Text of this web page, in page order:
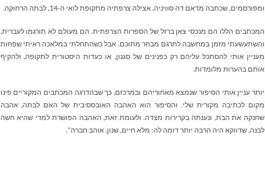
ומפורסמים, שכתבה מדאם דה סוויניה, אצילה צרפתיה מתקופת לואי ה-14, לבתה הרחוקה.
המכתבים הללו הם מנכסי צאן ברזל של הספרות הצרפתית. הם מעולם לא תורגמו לעברית,
והשתעשעתי מזמן במחשבה לתרגם מבחר מתוכם. אבל כשהתחלתי במלאכה ראיתי שפחות
מעניין אותי להסתכל עליהם רק כפנינים של סגנון, או כעדות היסטורית לתקופה, ולהקיף
אותם בהערות מלומדות.
יותר עניין אותי הסיפור שנמצא מאחוריהם ובמרכזם, כך שבהדרגה המכתבים המקוריים פינו
מקום לכתיבה מקורית שלי. והסיפור הוא האהבה האובססיבית של האם לבתה, אהבה
שחנקה את הבת, ונענתה בקרירות מצדה. ולעומת זאת, האהבה הפושרת למדי שהיא חשה
לבנה, שדווקא היה הרבה יותר דומה לה: מלא חיים, שנון, אוהב חברה".